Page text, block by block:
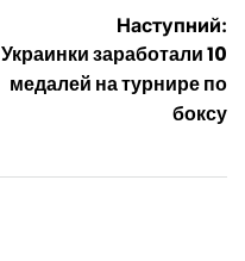
Наступний:
Украинки заработали 10
медалей на турнире по
боксу